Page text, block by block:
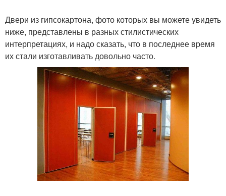
Двери из гипсокартона, фото которых вы можете увидеть
ниже, представлены в разных стилистических
интерпретациях, и надо сказать, что в последнее время
их стали изготавливать довольно часто.